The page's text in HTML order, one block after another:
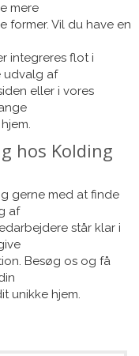
mere
former. Vil du have en
integreres flot i
udvalg af
eller i vores
hos Kolding
gerne med at finde
af
står klar i
Besøg os og få
unikke hjem.